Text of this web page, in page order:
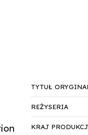
TYTUŁ
REŻYSERIA
KRAJ